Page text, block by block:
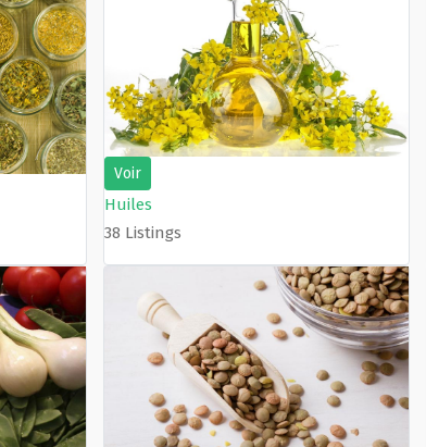
Voir
Huiles
38 Listings